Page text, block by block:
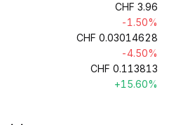
CHF 3.96
-1.50%
CHF 0.03014628
-4.50%
CHF 0.113813
+15.60%